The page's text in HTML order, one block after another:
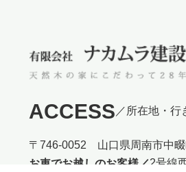
ACCESS ／所在地・行
〒746-0052 山口県周南市中
お車でお越しのお客様／2号線